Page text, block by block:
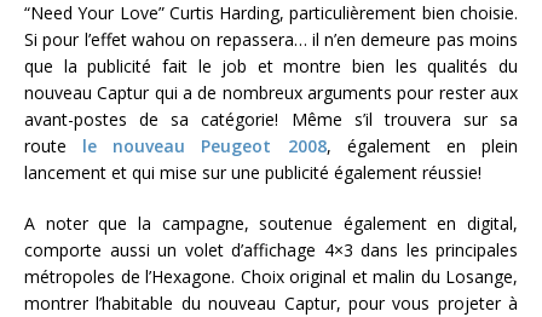
“Need Your Love” Curtis Harding, particulièrement bien choisie.
Si pour l’effet wahou on repassera… il n’en demeure pas moins
que la publicité fait le job et montre bien les qualités du
nouveau Captur qui a de nombreux arguments pour rester aux
avant-postes de sa catégorie! Même s’il trouvera sur sa
route le nouveau Peugeot 2008, également en plein
lancement et qui mise sur une publicité également réussie!
A noter que la campagne, soutenue également en digital,
comporte aussi un volet d’affichage 4×3 dans les principales
métropoles de l’Hexagone. Choix original et malin du Losange,
montrer l’habitable du nouveau Captur, pour vous projeter à